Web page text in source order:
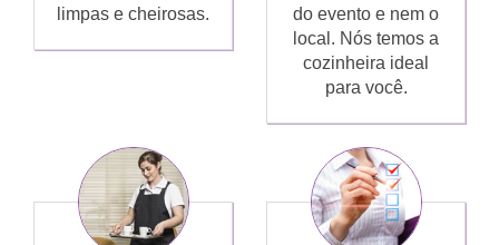
limpas e cheirosas.
do evento e nem o
local. Nós temos a
cozinheira ideal
para você.